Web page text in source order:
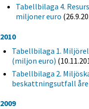
Tabellbilaga 4.
miljoner euro
2010
Tabellbilaga 1.
(miljon euro)
Tabellbilaga 2.
beskattningsutfall
2009